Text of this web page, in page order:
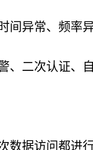
间异常、频率
、二次认证、
数据访问都进